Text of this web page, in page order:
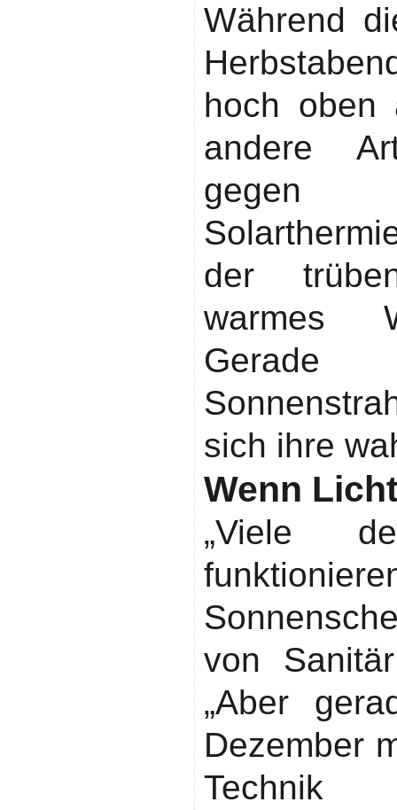
Während
hoch oben
andere
gegen
der
warmes
sich ihre
Wenn
„Viele
von
„Aber
Dezember